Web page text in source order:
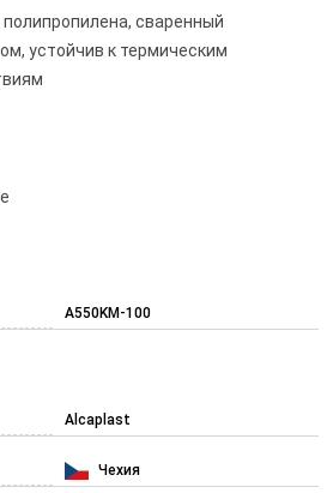
сваренный
устойчив к термическим
A550KM-100
Alcaplast
Чехия